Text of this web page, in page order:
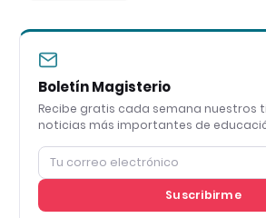
Boletín Magisterio
Recibe gratis cada semana nuestros
noticias más importantes de
Suscribirme